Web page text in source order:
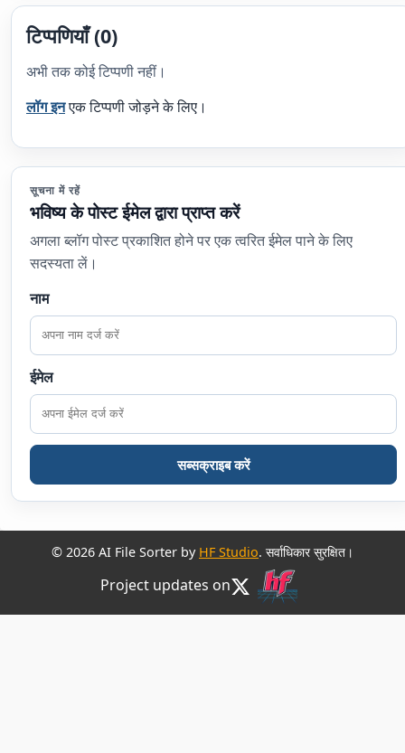
टिप्पणियाँ (0)
अभी तक कोई टिप्पणी नहीं।
लॉग इनएक टिप्पणी जोड़ने के लिए।
सूचना में रहें
भविष्य के पोस्ट ईमेल द्वारा प्राप्त करें
अगला ब्लॉग पोस्ट प्रकाशित होने पर एक त्वरित ईमेल पाने के लिए
सदस्यता लें।
नाम
ईमेल
सब्सक्राइब करें
© 2026 AI File Sorter by HF Studio. सर्वाधिकार सुरक्षित।
Project updates on